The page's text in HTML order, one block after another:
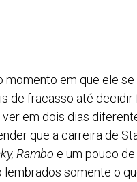
em que ele se
de fracasso até decidir
em dois dias
que a carreira de
Rambo e um pouco de
lembrados somente o